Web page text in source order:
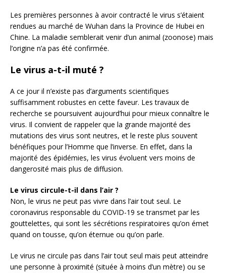
Les premières personnes à avoir contracté le virus s’étaient
rendues au marché de Wuhan dans la Province de Hubei en
Chine. La maladie semblerait venir d’un animal (zoonose) mais
l’origine n’a pas été confirmée.
Le virus a-t-il muté ?
A ce jour il n’existe pas d’arguments scientifiques
suffisamment robustes en cette faveur. Les travaux de
recherche se poursuivent aujourd’hui pour mieux connaître le
virus. Il convient de rappeler que la grande majorité des
mutations des virus sont neutres, et le reste plus souvent
bénéfiques pour l’Homme que l’inverse. En effet, dans la
majorité des épidémies, les virus évoluent vers moins de
dangerosité mais plus de diffusion.
Le virus circule-t-il dans l’air ?
Non, le virus ne peut pas vivre dans l’air tout seul. Le
coronavirus responsable du COVID-19 se transmet par les
gouttelettes, qui sont les sécrétions respiratoires qu’on émet
quand on tousse, qu’on éternue ou qu’on parle.
Le virus ne circule pas dans l’air tout seul mais peut atteindre
une personne à proximité (située à moins d’un mètre) ou se